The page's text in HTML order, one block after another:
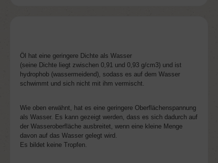
Öl hat eine geringere Dichte als Wasser
(seine Dichte liegt zwischen 0,91 und 0,93 g/cm3) und ist
hydrophob (wassermeidend), sodass es auf dem Wasser
schwimmt und sich nicht mit ihm vermischt.
Wie oben erwähnt, hat es eine geringere Oberflächenspannung
als Wasser. Es kann gezeigt werden, dass es sich dadurch auf
der Wasseroberfläche ausbreitet, wenn eine kleine Menge
davon auf das Wasser gelegt wird.
Es bildet keine Tropfen.